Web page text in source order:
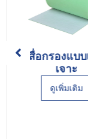
สื่อกรองแบบ
เจาะ
ดูเพิ่มเติม